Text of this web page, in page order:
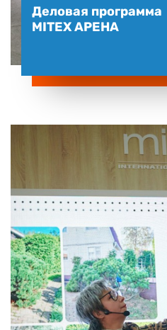
Деловая программа
MITEX АРЕНА